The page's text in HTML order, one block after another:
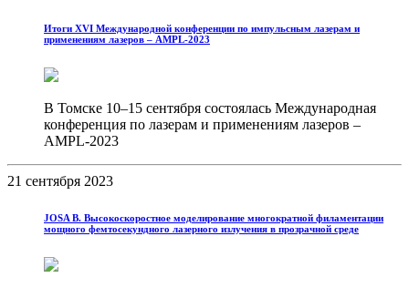
Итоги XVI Международной конференции по импульсным лазерам и
применениям лазеров – AMPL-2023
В Томске 10–15 сентября состоялась Международная
конференция по лазерам и применениям лазеров –
AMPL-2023
21 сентября 2023
JOSA B. Высокоскоростное моделирование многократной филаментации
мощного фемтосекундного лазерного излучения в прозрачной среде